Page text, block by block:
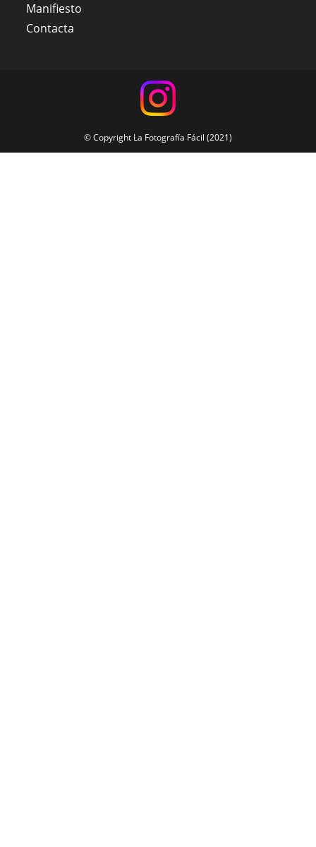
Manifiesto
Contacta
© Copyright La Fotografía Fácil (2021)